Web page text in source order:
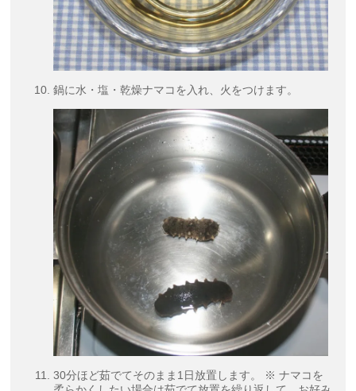
鍋に水・塩・乾燥ナマコを入れ、火をつけます。
30分ほど茹でてそのまま1日放置します。 ※ ナマコを